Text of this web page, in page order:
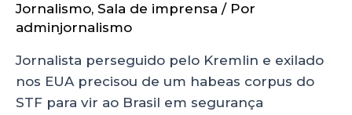
Jornalismo, Sala de imprensa / Por
adminjornalismo
Jornalista perseguido pelo Kremlin e exilado
nos EUA precisou de um habeas corpus do
STF para vir ao Brasil em segurança